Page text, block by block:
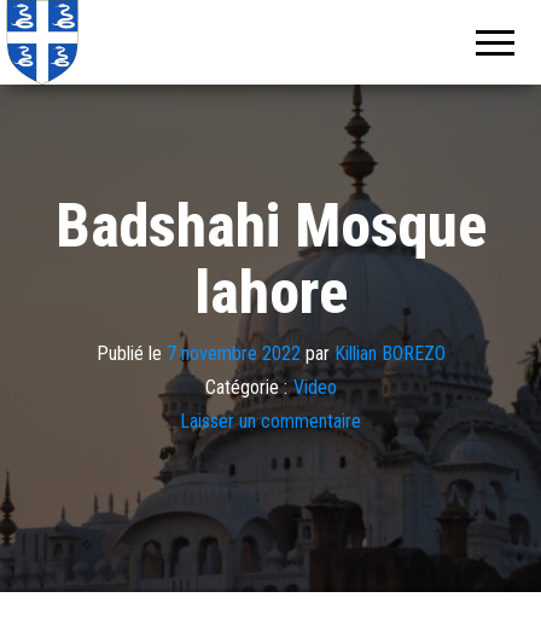
Badshahi Mosque
lahore
Publié le 7 novembre 2022 par Killian BOREZO
Catégorie : Video
Laisser un commentaire